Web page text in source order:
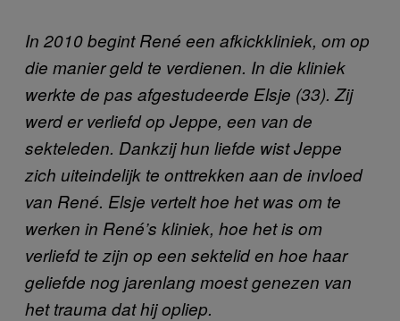
In 2010 begint René een afkickkliniek, om op
die manier geld te verdienen. In die kliniek
werkte de pas afgestudeerde Elsje (33). Zij
werd er verliefd op Jeppe, een van de
sekteleden. Dankzij hun liefde wist Jeppe
zich uiteindelijk te onttrekken aan de invloed
van René. Elsje vertelt hoe het was om te
werken in René’s kliniek, hoe het is om
verliefd te zijn op een sektelid en hoe haar
geliefde nog jarenlang moest genezen van
het trauma dat hij opliep.